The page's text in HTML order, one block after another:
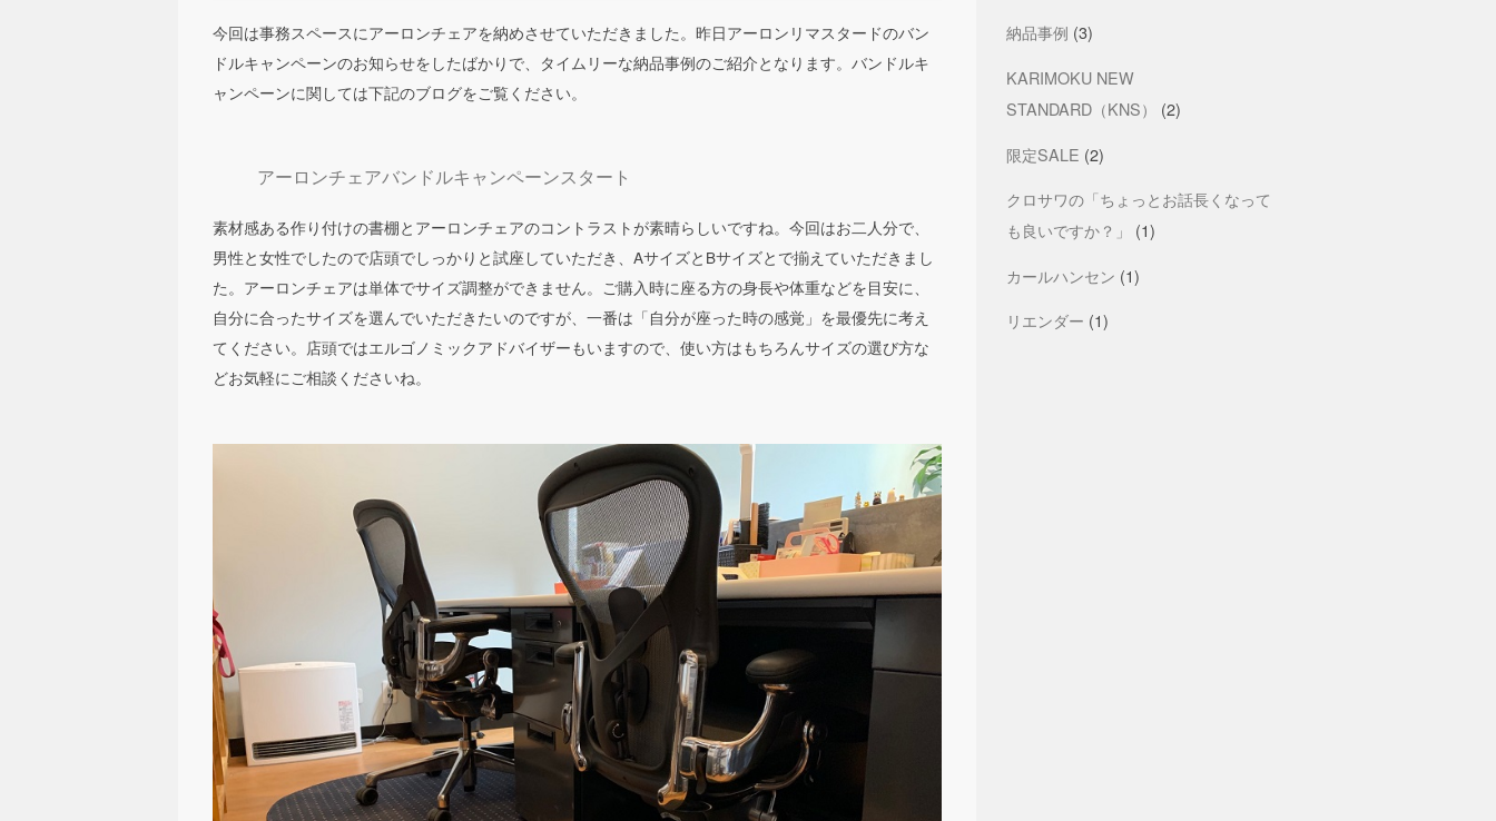
今回は事務スペースにアーロンチェアを納めさせていただきました。昨日アーロンリマスタードのバン
ドルキャンペーンのお知らせをしたばかりで、タイムリーな納品事例のご紹介となります。バンドルキ
ャンペーンに関しては下記のブログをご覧ください。
アーロンチェアバンドルキャンペーンスタート
素材感ある作り付けの書棚とアーロンチェアのコントラストが素晴らしいですね。今回はお二人分で、
男性と女性でしたので店頭でしっかりと試座していただき、AサイズとBサイズとで揃えていただきまし
た。アーロンチェアは単体でサイズ調整ができません。ご購入時に座る方の身長や体重などを目安に、
自分に合ったサイズを選んでいただきたいのですが、一番は「自分が座った時の感覚」を最優先に考え
てください。店頭ではエルゴノミックアドバイザーもいますので、使い方はもちろんサイズの選び方な
どお気軽にご相談くださいね。
納品事例 (3)
KARIMOKU NEW
STANDARD（KNS）
(2)
限定SALE (2)
クロサワの「ちょっとお話長くなって
も良いですか？」
(1)
カールハンセン (1)
リエンダー (1)